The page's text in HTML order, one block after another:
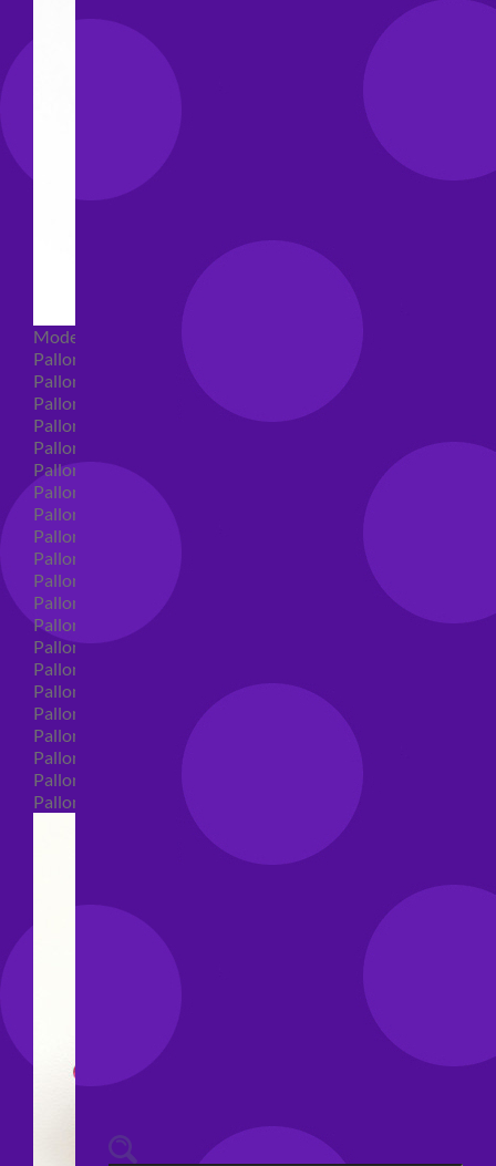
Modellabili
Palloncini mongolfiera in lattice
Palloncini Mini Shape
Palloncini Shape
Palloncini nascita shape
Palloncini Battesimo shape
Palloncini Altre Ricorrenze Shape
Palloncini primo compleanno shape
Palloncini Animali Shape
Palloncini Personaggi shape
Palloncini comunione shape
Palloncini Cresima shape
Palloncini laurea shape
Palloncini compleanno shape
Palloncini 18 anni shape
Palloncini 30 anni shape
Palloncini 40 anni shape
Palloncini 50 anni shape
Palloncini 60/70/80/90/100 anni shape
Palloncini Matrimonio shape
Palloncini Anniversario shape
Palloncini generici shape